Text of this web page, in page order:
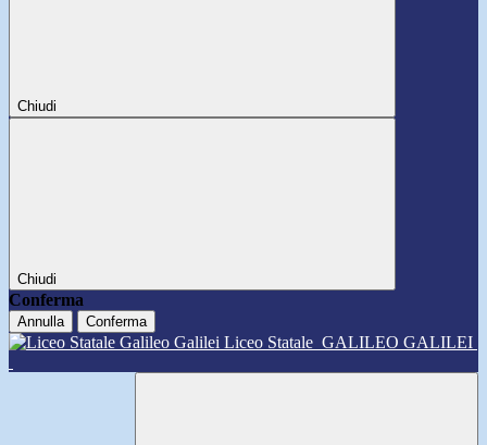
Chiudi
Chiudi
Conferma
Annulla Conferma
Liceo Statale GALILEO GALILEI